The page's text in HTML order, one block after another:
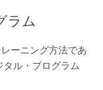
ラム
ーニング方法であ
ル・プログラム